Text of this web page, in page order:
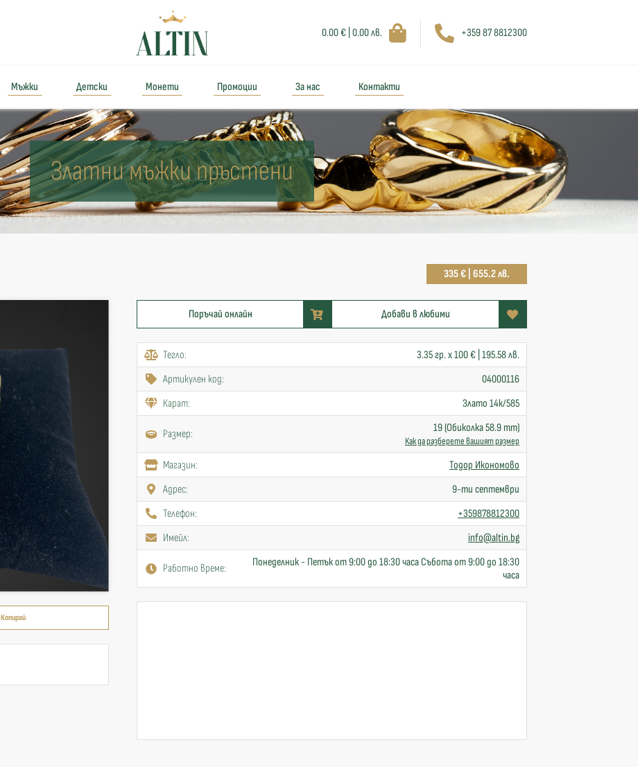
0.00 € | 0.00 лв. +359 87 8812300
Мъжки Детски Монети Промоции За нас Контакти
Златни мъжки пръстени
335 € | 655.2 лв.
Копирай
Поръчай онлайн Добави в любими
Тегло:
3.35 гр. x 100 € | 195.58 лв.
Артикулен код:
04000116
Карат:
Злато 14к/585
Размер: 19 (Обиколка 58.9 mm)
Как да разберете вашият размер
Mагазин:
Тодор Икономово
Адрес:
9-ти септември
Телефон:
+359878812300
Имейл:
info@altin.bg
Работно време:
Понеделник - Петък от 9:00 до 18:30 часа Събота от 9:00 до 18:30
часа